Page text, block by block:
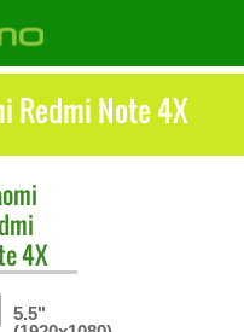
Redmi Note 4X
4X
5.5"